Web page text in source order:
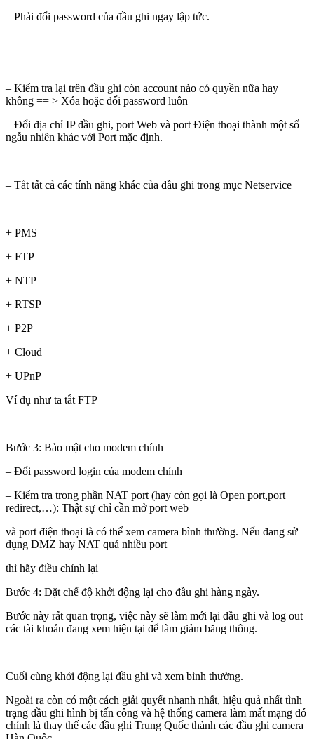
– Phải đổi password của đầu ghi ngay lập tức.
– Kiểm tra lại trên đầu ghi còn account nào có quyền nữa hay
không == > Xóa hoặc đổi password luôn
– Đổi địa chỉ IP đầu ghi, port Web và port Điện thoại thành một số
ngẫu nhiên khác với Port mặc định.
– Tắt tất cả các tính năng khác của đầu ghi trong mục Netservice
+ PMS
+ FTP
+ NTP
+ RTSP
+ P2P
+ Cloud
+ UPnP
Ví dụ như ta tắt FTP
Bước 3: Bảo mật cho modem chính
– Đổi password login của modem chính
– Kiểm tra trong phần NAT port (hay còn gọi là Open port,port
redirect,…): Thật sự chỉ cần mở port web
và port điện thoại là có thể xem camera bình thường. Nếu đang sử
dụng DMZ hay NAT quá nhiều port
thì hãy điều chỉnh lại
Bước 4: Đặt chế độ khởi động lại cho đầu ghi hàng ngày.
Bước này rất quan trọng, việc này sẽ làm mới lại đầu ghi và log out
các tài khoản đang xem hiện tại để làm giảm băng thông.
Cuối cùng khởi động lại đầu ghi và xem bình thường.
Ngoài ra còn có một cách giải quyết nhanh nhất, hiệu quả nhất tình
trạng đầu ghi hình bị tấn công và hệ thống camera làm mất mạng đó
chính là thay thế các đầu ghi Trung Quốc thành các đầu ghi camera